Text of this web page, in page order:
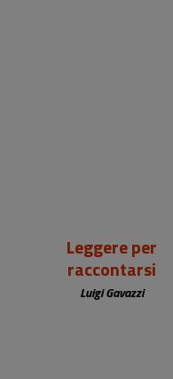
Leggere per
raccontarsi
Luigi Gavazzi